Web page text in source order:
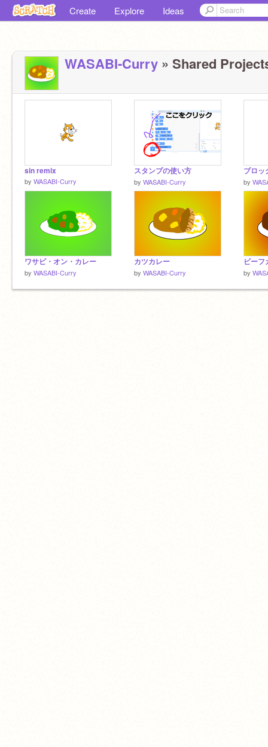
Create Explore Ideas
WASABI-Curry » Shared
sin remix
by WASABI-Curry
スタンプの使い方
by WASABI-Curry
ブロッ
by
ワサビ・オン・カレー
by WASABI-Curry
カツカレー
by WASABI-Curry
ビーフ
by